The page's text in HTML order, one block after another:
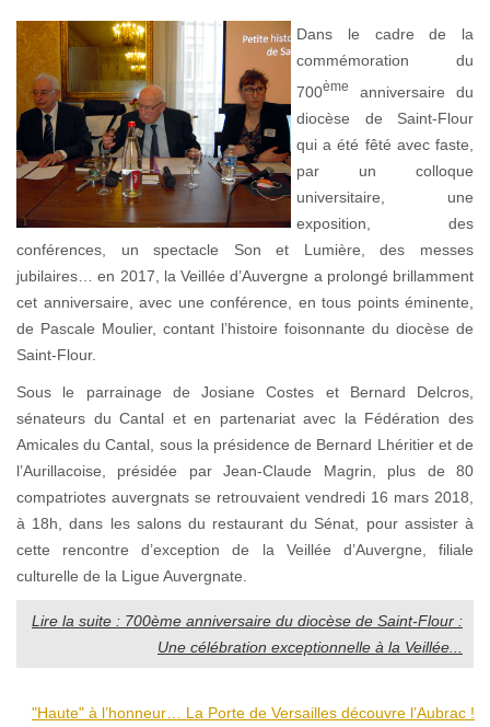
Dans le cadre de la
commémoration du
700ème
anniversaire du
diocèse de Saint-Flour
qui a été fêté avec faste,
par un colloque
universitaire, une
exposition, des
conférences, un spectacle Son et Lumière, des messes
jubilaires… en 2017, la Veillée d’Auvergne a prolongé brillamment
cet anniversaire, avec une conférence, en tous points éminente,
de Pascale Moulier, contant l’histoire foisonnante du diocèse de
Saint-Flour.
Sous le parrainage de Josiane Costes et Bernard Delcros,
sénateurs du Cantal et en partenariat avec la Fédération des
Amicales du Cantal, sous la présidence de Bernard Lhéritier et de
l’Aurillacoise, présidée par Jean-Claude Magrin, plus de 80
compatriotes auvergnats se retrouvaient vendredi 16 mars 2018,
à 18h, dans les salons du restaurant du Sénat, pour assister à
cette rencontre d’exception de la Veillée d’Auvergne, filiale
culturelle de la Ligue Auvergnate.
Lire la suite : 700ème anniversaire du diocèse de Saint-Flour :
Une célébration exceptionnelle à la Veillée...
"Haute" à l’honneur… La Porte de Versailles découvre l’Aubrac !